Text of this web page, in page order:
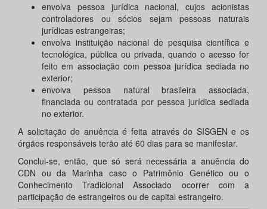
envolva pessoa jurídica nacional, cujos acionistas
controladores ou sócios sejam pessoas naturais
jurídicas estrangeiras;
envolva instituição nacional de pesquisa científica e
tecnológica, pública ou privada, quando o acesso for
feito em associação com pessoa jurídica sediada no
exterior;
envolva pessoa natural brasileira associada,
financiada ou contratada por pessoa jurídica sediada
no exterior.
A solicitação de anuência é feita através do SISGEN e os
órgãos responsáveis terão até 60 dias para se manifestar.
Conclui-se, então, que só será necessária a anuência do
CDN ou da Marinha caso o Patrimônio Genético ou o
Conhecimento Tradicional Associado ocorrer com a
participação de estrangeiros ou de capital estrangeiro.